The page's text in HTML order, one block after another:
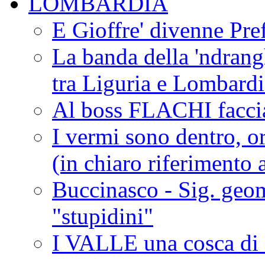
E Gioffre' divenne
La banda della
tra Liguria e
Al boss FLACHI
I vermi sono dentro,
(in chiaro riferimento
Buccinasco - Sig.
"stupidini"
I VALLE una cosca